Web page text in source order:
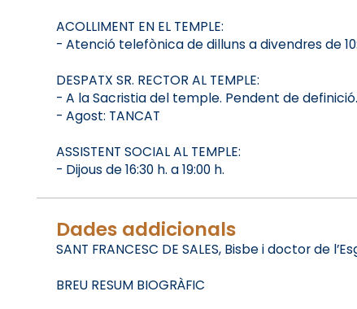
ACOLLIMENT EN EL TEMPLE:
- Atenció telefònica de dilluns a divendres de
DESPATX SR. RECTOR AL TEMPLE:
- A la Sacristia del temple. Pendent de definició.
- Agost: TANCAT
ASSISTENT SOCIAL AL TEMPLE:
- Dijous de 16:30 h. a 19:00 h.
Dades addicionals
SANT FRANCESC DE SALES, Bisbe i doctor de
BREU RESUM BIOGRÀFIC